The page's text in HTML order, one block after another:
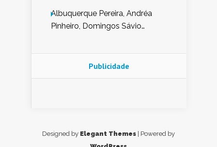
Albuquerque Pereira, Andréa
Pinheiro, Domingos Sávio
Nunes de Sena, Fátima Peixoto,
Glória Pereira, Kátia Mesel,
Publicidade
Designed by Elegant Themes | Powered by